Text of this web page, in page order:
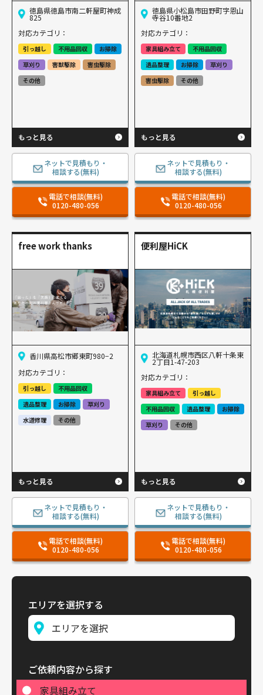
徳島県徳島市南二軒屋町神成
825
対応カテゴリ：
引っ越し 不用品回収
お掃除
草刈り
害獣駆除
害虫駆除
その他
もっと見る
ネットで見積もり・
相談する(無料)
電話で相談(無料)
0120-480-056
徳島県小松島市田野町字恩山
寺谷10番地2
対応カテゴリ：
家具組み立て
不用品回収
遺品整理
お掃除
草刈り
害虫駆除
その他
もっと見る
ネットで見積もり・
相談する(無料)
電話で相談(無料)
0120-480-056
free work thanks
香川県高松市郷東町980−2
対応カテゴリ：
引っ越し
不用品回収
遺品整理
お掃除
草刈り
水道修理
その他
もっと見る
ネットで見積もり・
相談する(無料)
電話で相談(無料)
0120-480-056
便利屋HiCK
北海道札幌市西区八軒十条東
2丁目1-47-203
対応カテゴリ：
家具組み立て
引っ越し
不用品回収
遺品整理
お掃除
草刈り
その他
もっと見る
ネットで見積もり・
相談する(無料)
電話で相談(無料)
0120-480-056
エリアを選択する
ご依頼内容から探す
家具組み立て